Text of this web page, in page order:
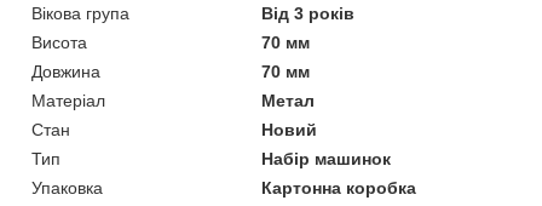
Вікова група
Від 3 років
Висота
70 мм
Довжина
70 мм
Матеріал
Метал
Стан
Новий
Тип
Набір машинок
Упаковка
Картонна коробка